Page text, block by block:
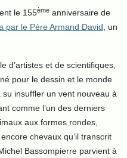
le 155ème anniversaire de
par le Père Armand David , un
d’artistes et de scientifiques,
pour le dessin et le monde
insuffler un vent nouveau à
comme l’un des derniers
aux formes rondes,
chevaux qu’il transcrit
Bassompierre parvient à